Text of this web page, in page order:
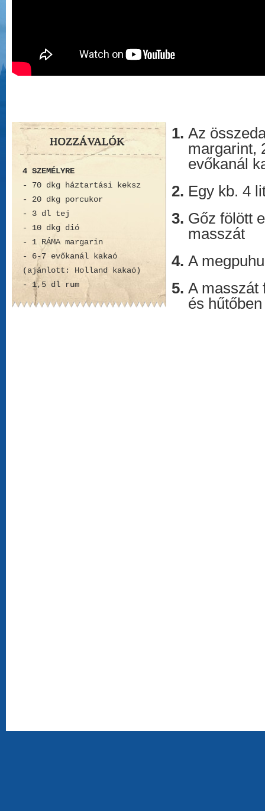
4 SZEMÉLYRE
- 70 dkg háztartási keksz
- 20 dkg porcukor
- 3 dl tej
- 10 dkg dió
- 1 RÁMA margarin
- 6-7 evőkanál kakaó
(ajánlott: Holland kakaó)
- 1,5 dl rum
Az
margarint,
evőkanál
Egy kb. 4
Gőz fölött
masszát
A
A masszát
és